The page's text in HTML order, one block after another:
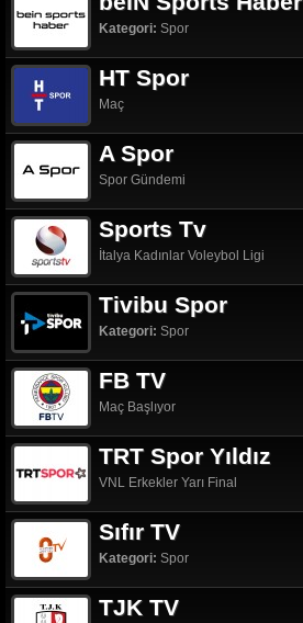
Kategori: Spor
HT Spor
Maç
A Spor
Spor Gündemi
Sports Tv
İtalya Kadınlar Voleybol Ligi
Tivibu Spor
Kategori: Spor
FB TV
Maç Başlıyor
TRT Spor Yıldız
VNL Erkekler Yarı Final
Sıfır TV
Kategori: Spor
TJK TV